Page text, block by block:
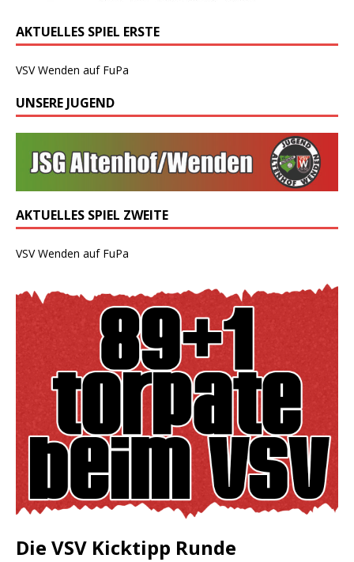
AKTUELLES SPIEL ERSTE
VSV Wenden auf FuPa
UNSERE JUGEND
AKTUELLES SPIEL ZWEITE
VSV Wenden auf FuPa
Die VSV Kicktipp Runde